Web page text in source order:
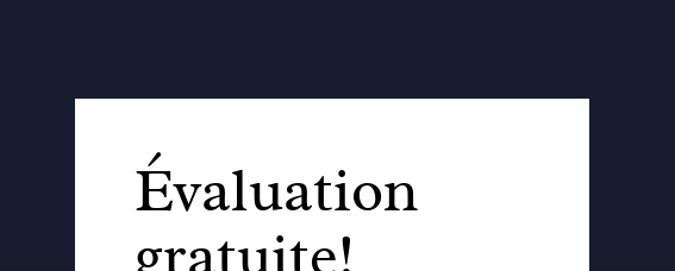
Évaluation